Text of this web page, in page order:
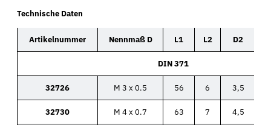
Technische Daten
Artikelnummer Nennmaß D L1 L2 D2
DIN 371
32726 M 3 x 0.5 56 6 3,5
32730 M 4 x 0.7 63 7 4,5